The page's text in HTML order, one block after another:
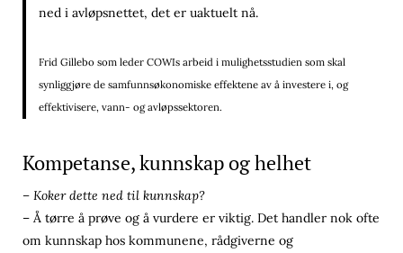
ned i avløpsnettet, det er uaktuelt nå.
Frid Gillebo som leder COWIs arbeid i mulighetsstudien som skal
synliggjøre de samfunnsøkonomiske effektene av å investere i, og
effektivisere, vann- og avløpssektoren.
Kompetanse, kunnskap og helhet
– Koker dette ned til kunnskap?
– Å tørre å prøve og å vurdere er viktig. Det handler nok ofte
om kunnskap hos kommunene, rådgiverne og